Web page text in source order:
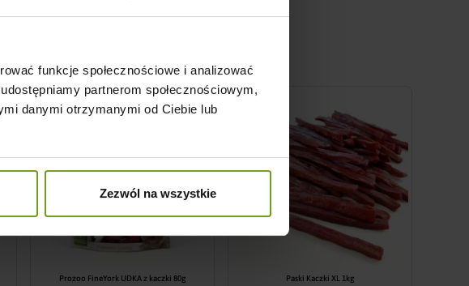
funkcje społecznościowe i analizować
partnerom społecznościowym,
danymi otrzymanymi od Ciebie lub
Zezwól na wszystkie
Prozoo FineYork UDKA z kaczki 80g Paski Kaczki XL 1kg